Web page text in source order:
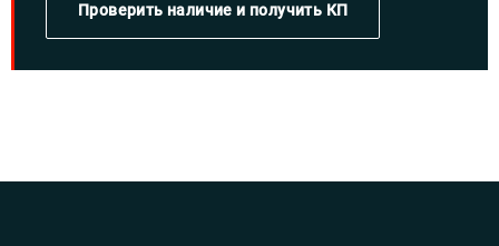
Проверить наличие и получить КП